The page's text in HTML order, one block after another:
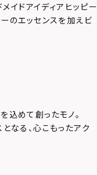
イドアイディアヒッピー
のエッセンスを加えビ
込めて創ったモノ。
なる、心こもったアク